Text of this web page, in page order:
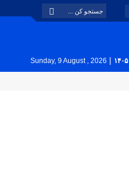
|
Sunday, 9 August , 2026